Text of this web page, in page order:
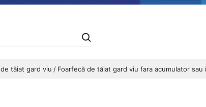
tăiat gard viu Foarfecă de tăiat gard viu fara acumulator